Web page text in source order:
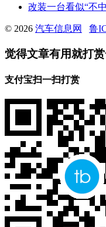
改装一台看似“不
© 2026 汽车信息网 鲁
觉得文章有用就打
支付宝扫一扫打赏